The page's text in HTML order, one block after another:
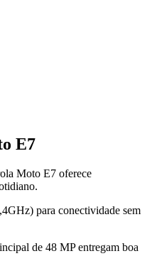
E7
Moto E7 oferece
para conectividade sem
de 48 MP entregam boa